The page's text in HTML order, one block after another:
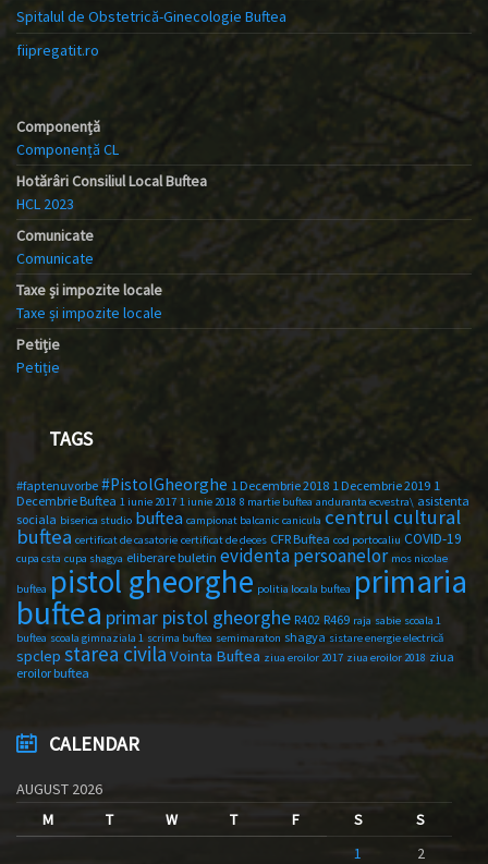
Spitalul de Obstetrică-Ginecologie Buftea
fiipregatit.ro
Componență
Componență CL
Hotărâri Consiliul Local Buftea
HCL 2023
Comunicate
Comunicate
Taxe și impozite locale
Taxe și impozite locale
Petiție
Petiție
TAGS
#faptenuvorbe #PistolGheorghe 1 Decembrie 2018 1 Decembrie 2019 1
Decembrie Buftea 1 iunie 2017 1 iunie 2018 8 martie buftea anduranta ecvestra\ asistenta
sociala biserica studio buftea campionat balcanic canicula centrul cultural
buftea certificat de casatorie certificat de deces CFR Buftea cod portocaliu COVID-19
cupa csta cupa shagya eliberare buletin evidenta persoanelor mos nicolae
buftea pistol gheorghe politia locala buftea primaria
buftea primar pistol gheorghe R402 R469 raja sabie scoala 1
buftea scoala gimnaziala 1 scrima buftea semimaraton shagya sistare energie electrică
spclep starea civila Vointa Buftea ziua eroilor 2017 ziua eroilor 2018 ziua
eroilor buftea
CALENDAR
AUGUST 2026
M
T W T F S
S
1
2